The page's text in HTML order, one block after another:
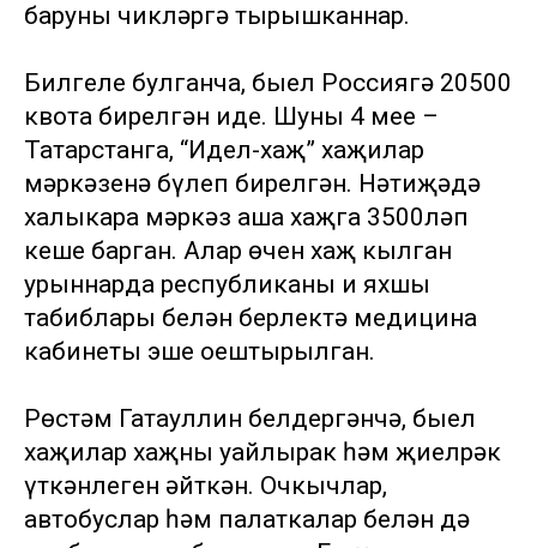
баруны чикләргә тырышканнар.
Билгеле булганча, быел Россиягә 20500
квота бирелгән иде. Шуның 4 меңе –
Татарстанга, “Идел-хаҗ” хаҗилар
мәркәзенә бүлеп бирелгән. Нәтиҗәдә
халыкара мәркәз аша хаҗга 3500ләп
кеше барган. Алар өчен хаҗ кылган
урыннарда республиканың иң яхшы
табиблары белән берлектә медицина
кабинеты эше оештырылган.
Рөстәм Гатауллин белдергәнчә, быел
хаҗилар хаҗның уңайлырак һәм җиңелрәк
үткәнлеген әйткән. Очкычлар,
автобуслар һәм палаткалар белән дә